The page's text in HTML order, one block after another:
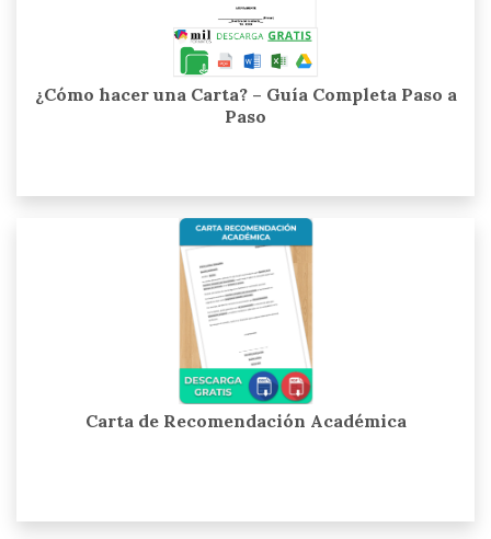
¿Cómo hacer una Carta? – Guía Completa Paso a
Paso
Carta de Recomendación Académica